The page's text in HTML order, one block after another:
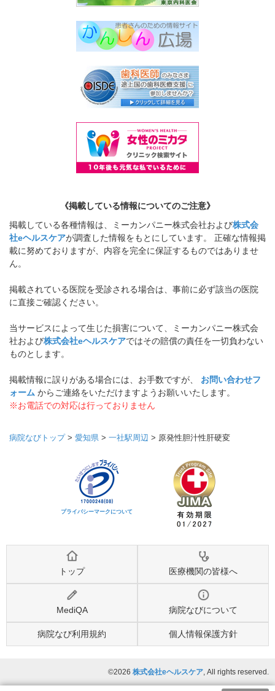
《掲載している情報についてのご注意》
掲載している各種情報は、ミーカンパニー株式会社および株式会
社eヘルスケアが調査した情報をもとにしています。 正確な情報掲
載に努めておりますが、内容を完全に保証するものではありませ
ん。
掲載されている医院を受診される場合は、事前に必ず該当の医院
に直接ご確認ください。
当サービスによって生じた損害について、ミーカンパニー株式会
社および株式会社eヘルスケアではその賠償の責任を一切負わない
ものとします。
掲載情報に誤りがある場合には、お手数ですが、 お問い合わせフ
ォーム からご連絡をいただけますようお願いいたします。
※お電話での対応は行っておりません
病院なびトップ> 愛知県 > 一社駅周辺 > 原発性胆汁性肝硬変
プライバシーマークについて
トップ 医療機関の皆様へ
MediQA 病院なびについて
病院なび利用規約 個人情報保護方針
©2026 株式会社eヘルスケア, All rights reserved.